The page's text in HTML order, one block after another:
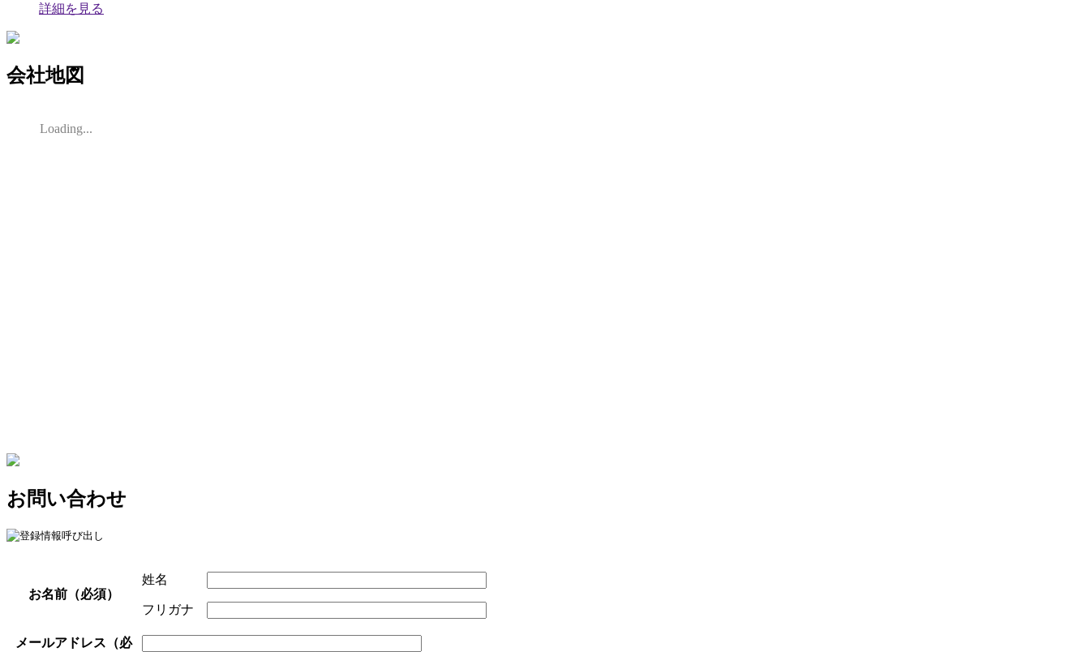
詳細を見る
会社地図
Loading...
お問い合わせ
お名前（必須）
姓名
フリガナ
メールアドレス（必